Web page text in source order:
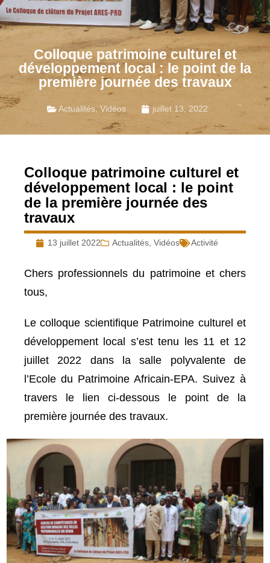
Colloque patrimoine culturel et
développement local : le point de la
première journée des travaux
Actualités Vidéos juillet 13, 2022
Colloque patrimoine culturel et
développement local : le point
de la première journée des
travaux
13 juillet 2022 Actualités Vidéos Activité
Chers professionnels du patrimoine et chers
tous,
Le colloque scientifique Patrimoine culturel et
développement local s’est tenu les 11 et 12
juillet 2022 dans la salle polyvalente de
l’Ecole du Patrimoine Africain-EPA. Suivez à
travers le lien ci-dessous le point de la
première journée des travaux.